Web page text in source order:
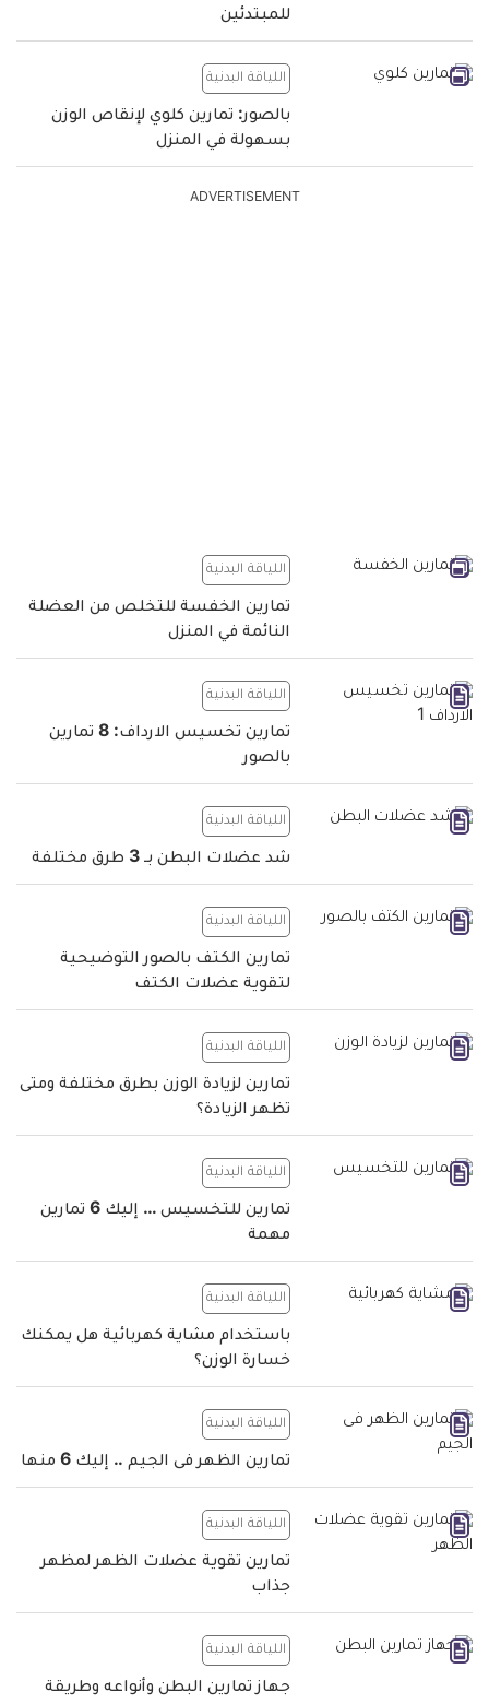
للمبتدئين
اللياقة البدنية
بالصور: تمارين كلوي لإنقاص الوزن
بسهولة في المنزل
ADVERTISEMENT
اللياقة البدنية
تمارين الخفسة للتخلص من العضلة
النائمة في المنزل
اللياقة البدنية
تمارين تخسيس الارداف: 8 تمارين
بالصور
اللياقة البدنية
شد عضلات البطن بـ 3 طرق مختلفة
اللياقة البدنية
تمارين الكتف بالصور التوضيحية
لتقوية عضلات الكتف
اللياقة البدنية
تمارين لزيادة الوزن بطرق مختلفة ومتى
تظهر الزيادة؟
اللياقة البدنية
تمارين للتخسيس … إليك 6 تمارين
مهمة
اللياقة البدنية
باستخدام مشاية كهربائية هل يمكنك
خسارة الوزن؟
اللياقة البدنية
تمارين الظهر فى الجيم .. إليك 6 منها
اللياقة البدنية
تمارين تقوية عضلات الظهر لمظهر
جذاب
اللياقة البدنية
جهاز تمارين البطن وأنواعه وطريقة